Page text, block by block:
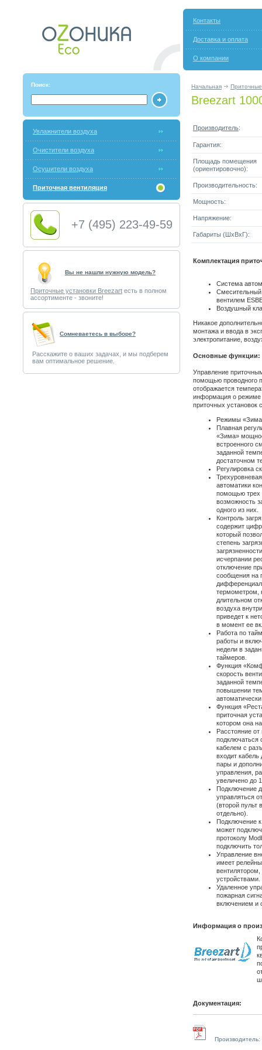
Контакты
Доставка и оплата
О компании
Поиск: Начальная Приточные
Breezart
Увлажнители воздуха
Очистители воздуха
Осушители воздуха
Приточная вентиляция
+7 (495) 223-49-59
Вы не нашли нужную модель?
Приточные установки Breezart есть в полном
ассортименте - звоните!
Cомневаетесь в выборе?
Расскажите о ваших задачах, и мы подберем
вам оптимальное решение.
Производитель:
Гарантия:
Площадь помещения
(ориентировочно):
Производительность:
Мощность:
Напряжение:
Габариты (ШxВxГ):
Комплектация
Система
вентилем
Воздушный
Никакое
монтажа и ввода в
электропитание,
Основные функции:
Управление
помощью проводного
отображается
информация о режиме
приточных установок
Режимы
Плавная
«Зима»
встроенного
заданной
достаточном
Регулировка
автоматики
помощью трех
возможность
одного из них.
Контроль
содержит
который
степень
исчерпании
отключение
сообщения на
термометром,
длительном
воздуха
приведет к
в момент ее
Работа по
работы и
недели в
таймеров.
Функция
скорость
заданной
повышении
Функция
приточная
котором она
Расстояние
кабелем с
входит
пары и
управления,
увеличено до
Подключение
управляться
(второй пульт
отдельно).
Подключение
может
протоколу
подключить
Управление
имеет
устройствами.
Удаленное
пожарная
включением и
Информация о
Документация:
Производитель: